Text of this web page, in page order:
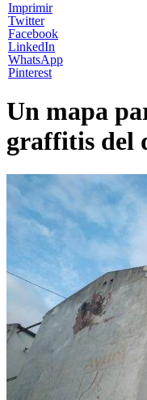
Imprimir
Twitter
Facebook
LinkedIn
WhatsApp
Pinterest
Un mapa
graffitis del